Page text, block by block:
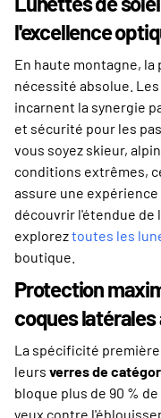
l'excellence
En haute montagne,
nécessité absolue. Les
incarnent la synergie
et sécurité pour les
vous soyez skieur,
conditions extrêmes,
assure une
découvrir l'étendue de
exploreztoutes les
boutique.
Protection
coques
La spécificité
leurs verres de
bloque plus de 90 %
yeux contre